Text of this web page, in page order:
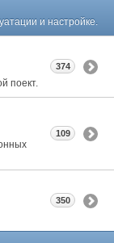
и настройке.
поект.
374
109
350